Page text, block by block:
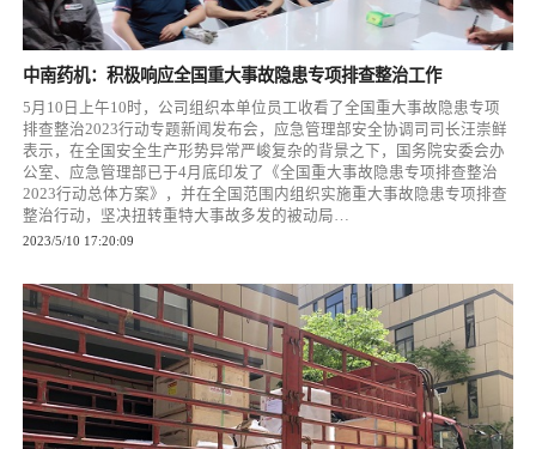
中南药机：积极响应全国重大事故隐患专项排查整治工作
5月10日上午10时，公司组织本单位员工收看了全国重大事故隐患专项
排查整治2023行动专题新闻发布会，应急管理部安全协调司司长汪崇鲜
表示，在全国安全生产形势异常严峻复杂的背景之下，国务院安委会办
公室、应急管理部已于4月底印发了《全国重大事故隐患专项排查整治
2023行动总体方案》，并在全国范围内组织实施重大事故隐患专项排查
整治行动，坚决扭转重特大事故多发的被动局…
2023/5/10 17:20:09